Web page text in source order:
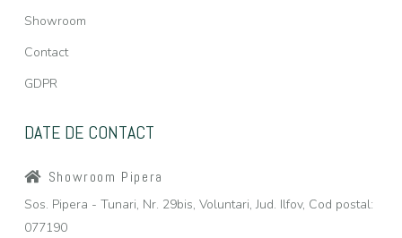
Showroom
Contact
GDPR
DATE DE CONTACT
Showroom Pipera
Sos. Pipera - Tunari, Nr. 29bis, Voluntari, Jud. Ilfov, Cod postal:
077190